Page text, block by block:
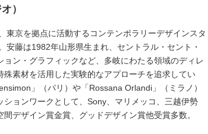
）
京を拠点に活動するコンテンポラリーデザインスタ
藤は1982年山形県生まれ、セントラル・セント・
ン・グラフィックなど、多岐にわたる領域のディレ
素材を活用した実験的なアプローチを追求してい
」（パリ）や「Rossana Orlandi」（ミラノ）
ョンワークとして、Sony、マリメッコ、三越伊勢
デザイン賞金賞、グッドデザイン賞他受賞多数。